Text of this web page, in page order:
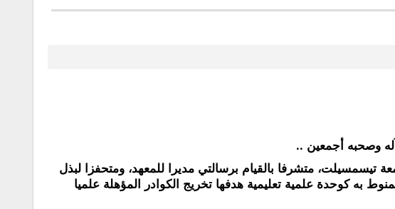
وصحبه أجمعين ..
متشرفا بالقيام برسالتي مديرا للمعهد، ومتحفزا لبذل
به كوحدة علمية تعليمية هدفها تخريج الكوادر المؤهلة علميا